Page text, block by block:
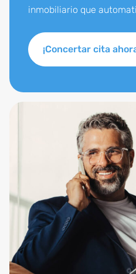
inmobiliario que
¡Concertar cita